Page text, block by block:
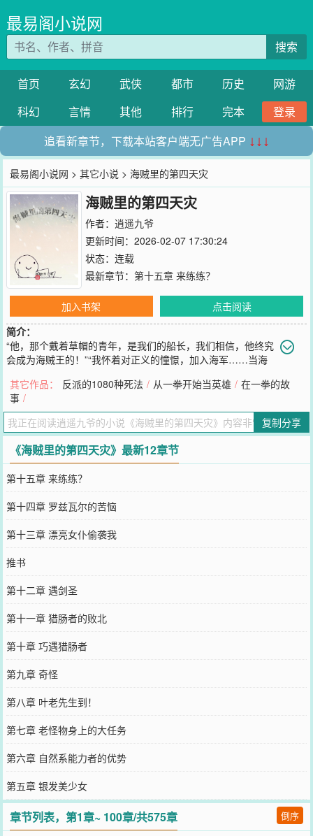
最易阁小说网
搜索
首页 玄幻 武侠 都市 历史
网游
科幻
言情 其他 排行 完本
登录
追看新章节，下载本站客户端无广告APP ↓↓↓
最易阁小说网 >其它小说 > 海贼里的第四天灾
海贼里的第四天灾
作者： 逍遥九爷
更新时间：2026-02-07 17:30:24
状态：连载
最新章节： 第十五章 来练练？
加入书架
点击阅读
简介：
“他，那个戴着草帽的青年，是我们的船长，我们相信，他终究
会成为海贼王的！”“我怀着对正义的憧憬，加入海军……当海
亮血条，哪怕海上四皇，也杀给你看！”“这个世界需要光明，这个世
界不需要高高在上的天龙人！”……ps：第一次开海贼，如有不对之
处，请温柔指出多多包涵。ps：重生主角
您要是觉得《海贼里的第四天灾》还不错的话请不要忘记向您QQ群和
微博微信里的朋友推荐哦！
其它作品： 反派的1080种死法 / 从一拳开始当英雄 / 在一拳的故
事 /
复制分享
《海贼里的第四天灾》最新12章节
第十五章 来练练？
第十四章 罗兹瓦尔的苦恼
第十三章 漂亮女仆偷袭我
推书
第十二章 遇剑圣
第十一章 猎肠者的败北
第十章 巧遇猎肠者
第九章 奇怪
第八章 叶老先生到！
第七章 老怪物身上的大任务
第六章 自然系能力者的优势
第五章 银发美少女
章节列表，第1章~ 100章/共575章 倒序